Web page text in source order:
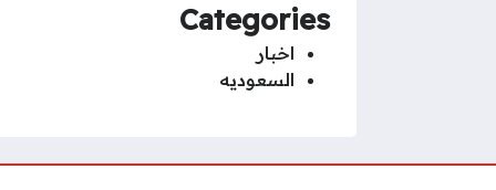
Categories
اخبار
السعوديه